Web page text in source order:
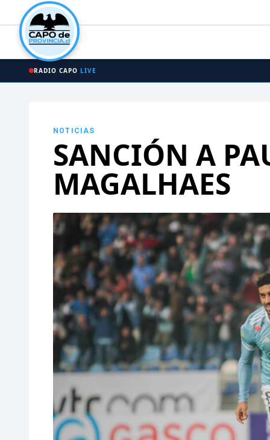
RADIO CAPO LIVE
NOTICIAS
SANCIÓN A
MAGALHAES